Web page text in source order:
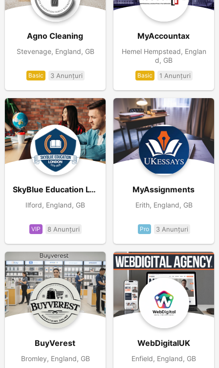
Agno Cleaning
Stevenage, England, GB
Basic 3 Anunțuri
MyAccountax
Hemel Hempstead, Englan
d, GB
Basic 1 Anunțuri
SkyBlue Education LTD
Ilford, England, GB
VIP 8 Anunțuri
MyAssignments
Erith, England, GB
Pro 3 Anunțuri
BuyVerest
Bromley, England, GB
WebDigitalUK
Enfield, England, GB